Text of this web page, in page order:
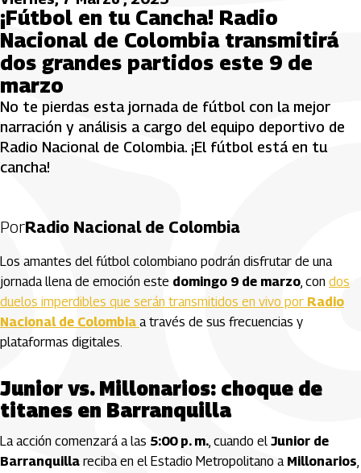
¡Fútbol en tu Cancha! Radio
Nacional de Colombia transmitirá
dos grandes partidos este 9 de
marzo
No te pierdas esta jornada de fútbol con la mejor
narración y análisis a cargo del equipo deportivo de
Radio Nacional de Colombia. ¡El fútbol está en tu
cancha!
PorRadio Nacional de Colombia
Los amantes del fútbol colombiano podrán disfrutar de una
jornada llena de emoción este domingo 9 de marzo, con dos
duelos imperdibles que serán transmitidos en vivo por Radio
Nacional de Colombia a través de sus frecuencias y
plataformas digitales.
Junior vs. Millonarios: choque de
titanes en Barranquilla
La acción comenzará a las 5:00 p. m., cuando el Junior de
Barranquilla reciba en el Estadio Metropolitano a Millonarios,